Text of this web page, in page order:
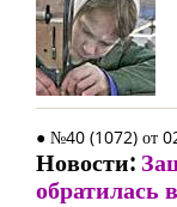
● №40 (1072) от
Новости: